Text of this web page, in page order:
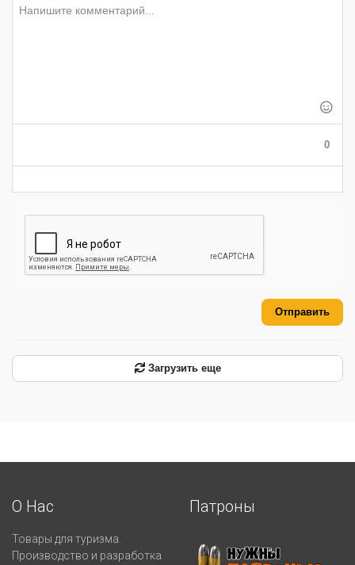
0
Отправить
Загрузить еще
О Нас
Товары для туризма.
Производство и разработка
Патроны